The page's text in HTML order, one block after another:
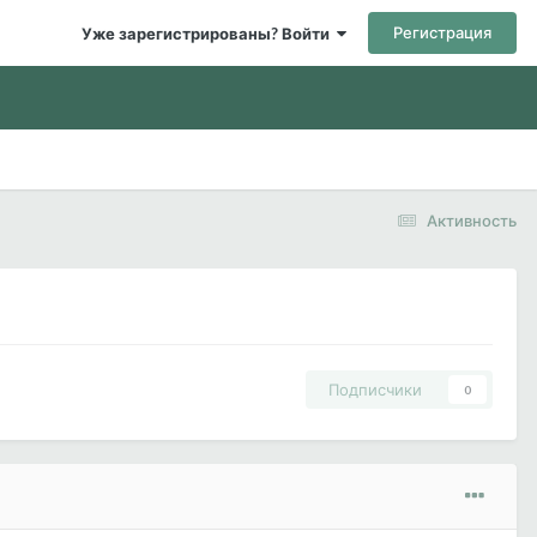
Уже зарегистрированы? Войти Регистрация
Активность
Подписчики 0